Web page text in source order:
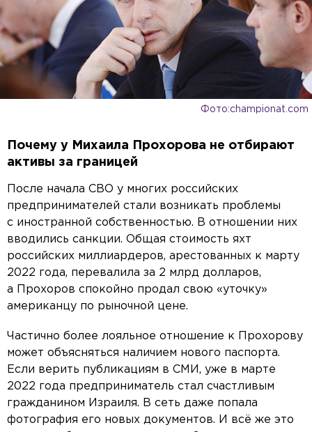
Фото:championat.com
Почему у Михаила Прохорова не отбирают
активы за границей
После начала СВО у многих российских
предпринимателей стали возникать проблемы
с иностранной собственностью. В отношении них
вводились санкции. Общая стоимость яхт
российских миллиардеров, арестованных к марту
2022 года, перевалила за 2 млрд долларов,
а Прохоров спокойно продал свою «уточку»
американцу по рыночной цене.
Частично более лояльное отношение к Прохорову
может объясняться наличием нового паспорта.
Если верить публикациям в СМИ, уже в марте
2022 года предприниматель стал счастливым
гражданином Израиля. В сеть даже попала
фотография его новых документов. И всё же это